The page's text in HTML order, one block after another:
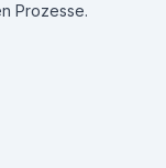
Prozesse.